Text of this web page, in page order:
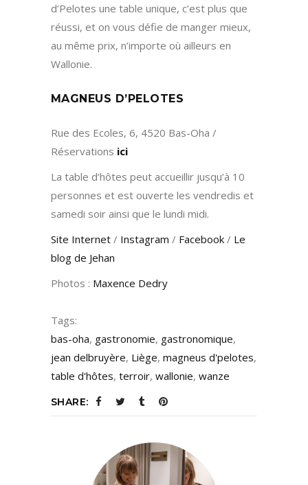
d’Pelotes une table unique, c’est plus que
réussi, et on vous défie de manger mieux,
au même prix, n’importe où ailleurs en
Wallonie.
MAGNEUS D’PELOTES
Rue des Ecoles, 6, 4520 Bas-Oha /
Réservations ici
La table d’hôtes peut accueillir jusqu’à 10
personnes et est ouverte les vendredis et
samedi soir ainsi que le lundi midi.
Site Internet / Instagram / Facebook / Le
blog de Jehan
Photos : Maxence Dedry
Tags:
bas-oha, gastronomie, gastronomique,
jean delbruyère, Liège, magneus d'pelotes,
table d'hôtes, terroir, wallonie, wanze
SHARE: